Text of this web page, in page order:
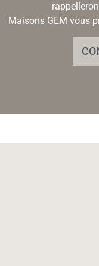
Maisons GEM vous